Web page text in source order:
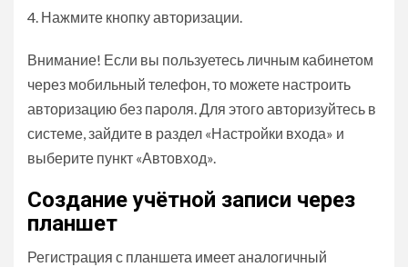
Нажмите кнопку авторизации.
Внимание! Если вы пользуетесь личным кабинетом
через мобильный телефон, то можете настроить
авторизацию без пароля. Для этого авторизуйтесь в
системе, зайдите в раздел «Настройки входа» и
выберите пункт «Автовход».
Создание учётной записи через
планшет
Регистрация с планшета имеет аналогичный